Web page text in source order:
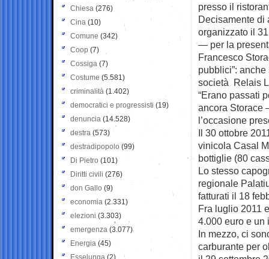
presso il
Decisamente di
organizzato il
— per la
Francesco
pubblici”:
società Relais
“Erano passati
ancora Storace
l’occasione
Il 30 ottobre
vinicola Casal
bottiglie (80
Lo stesso
regionale
fatturati il 18
Fra luglio 2011
4.000 euro e un
In mezzo, ci
carburante per
Chiesa (276)
Cina (10)
Comune (342)
Coop (7)
Cossiga (7)
Costume (5.581)
criminalità (1.402)
democratici e progressisti (19)
denuncia (14.528)
destra (573)
destradipopolo (99)
Di Pietro (101)
Diritti civili (276)
don Gallo (9)
economia (2.331)
elezioni (3.303)
emergenza (3.077)
Energia (45)
Esselunga (2)